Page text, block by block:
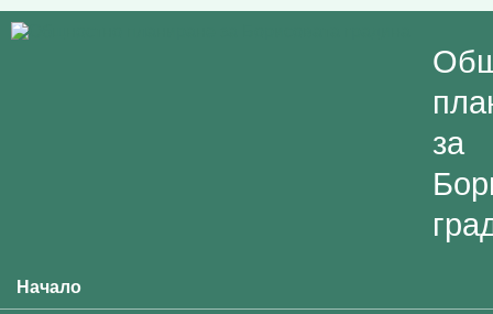
за
Main menu
Начало